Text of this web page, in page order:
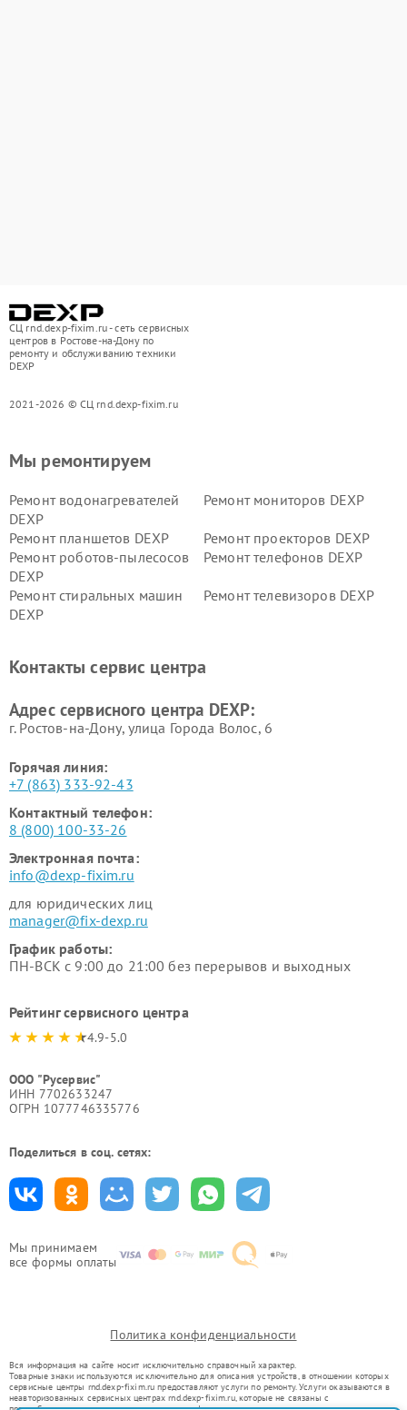
СЦ rnd.dexp-fixim.ru - сеть сервисных
центров в Ростове-на-Дону по
ремонту и обслуживанию техники
DEXP
2021-2026 © СЦ rnd.dexp-fixim.ru
Мы принимаем
все формы оплаты
Мы ремонтируем
Ремонт водонагревателей
DEXP
Ремонт мониторов DEXP
Ремонт планшетов DEXP
Ремонт проекторов DEXP
Ремонт роботов-пылесосов
DEXP
Ремонт телефонов DEXP
Ремонт стиральных машин
DEXP
Ремонт телевизоров DEXP
Ремонт серверов DEXP
Ремонт мини пк DEXP
Контакты сервис центра
Адрес сервисного центра DEXP:
г. Ростов-на-Дону, улица Города Волос, 6
Горячая линия:
+7 (863) 333-92-43
Контактный телефон:
8 (800) 100-33-26
Электронная почта:
info@dexp-fixim.ru
для юридических лиц
manager@fix-dexp.ru
График работы:
ПН-ВСК с 9:00 до 21:00 без перерывов и выходных
Рейтинг сервисного центра
4.9-5.0
ООО "Русервис"
ИНН 7702633247
ОГРН 1077746335776
Поделиться в соц. сетях:
Политика конфиденциальности
Вся информация на сайте носит исключительно справочный характер.
Товарные знаки используются исключительно для описания устройств, в отношении которых
сервисные центры rnd.dexp-fixim.ru предоставляют услуги по ремонту. Услуги оказываются в
неавторизованных сервисных центрах rnd.dexp-fixim.ru, которые не связаны с